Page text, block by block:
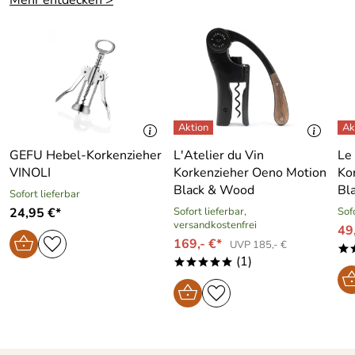
GEFU Hebel-Korkenzieher
VINOLI
Sofort lieferbar
24,95 €*
L′Atelier du Vin
Korkenzieher Oeno Motion
Black & Wood
Sofort lieferbar,
versandkostenfrei
169,- €* UVP 185,- €
***** (1)